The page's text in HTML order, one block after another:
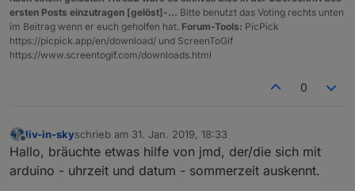
ersten Posts einzutragen [gelöst]-... Bitte benutzt das Voting rechts unten
im Beitrag wenn er euch geholfen hat. Forum-Tools: PicPick
https://picpick.app/en/download/ und ScreenToGif
https://www.screentogif.com/downloads.html
0
Offline
liv-in-skyschrieb am 31. Jan. 2019, 18:33
zuletzt editiert von
Hallo, bräuchte etwas hilfe von jmd, der/die sich mit
arduino - uhrzeit und datum - sommerzeit auskennt.